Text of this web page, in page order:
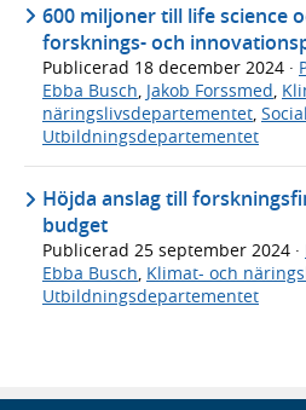
600 miljoner till life science
forsknings- och
Publicerad 18 december 2024 ·
Ebba Busch Jakob Forssmed
näringslivsdepartementet
Utbildningsdepartementet
Höjda anslag till
budget
Publicerad 25 september 2024 ·
Ebba Busch, Klimat- och
Utbildningsdepartementet